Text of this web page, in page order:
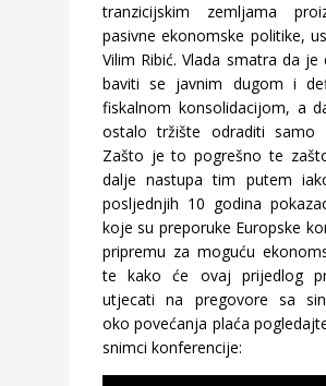
tranzicijskim zemljama
pasivne ekonomske politike,
Vilim Ribić. Vlada smatra da je
baviti se javnim dugom i
fiskalnom konsolidacijom, a
ostalo tržište odraditi samo
Zašto je to pogrešno te
dalje nastupa tim putem
posljednjih 10 godina
koje su preporuke Europske
pripremu za moguću
te kako će ovaj prijedlog
utjecati na pregovore sa
oko povećanja plaća
snimci konferencije: